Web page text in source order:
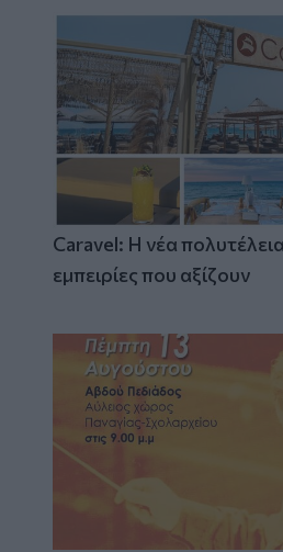
Caravel: Η νέα
εμπειρίες που αξίζουν